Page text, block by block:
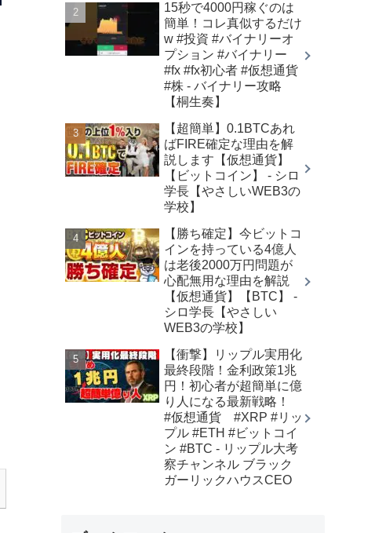
15秒で4000円稼ぐのは
簡単！コレ真似するだけ
w #投資 #バイナリーオ
プション #バイナリー
#fx #fx初心者 #仮想通貨
#株 - バイナリー攻略
【桐生奏】
【超簡単】0.1BTCあれ
ばFIRE確定な理由を解
説します【仮想通貨】
【ビットコイン】 - シロ
学長【やさしいWEB3の
学校】
【勝ち確定】今ビットコ
インを持っている4億人
は老後2000万円問題が
心配無用な理由を解説
【仮想通貨】【BTC】 -
シロ学長【やさしい
WEB3の学校】
【衝撃】リップル実用化
最終段階！金利政策1兆
円！初心者が超簡単に億
り人になる最新戦略！
#仮想通貨 #XRP #リッ
プル #ETH #ビットコイ
ン #BTC - リップル大考
察チャンネル ブラック
ガーリックハウスCEO